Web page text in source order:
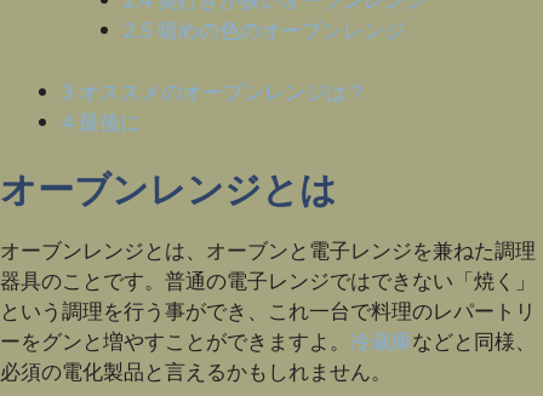
2.5 暗めの色のオーブンレンジ
3 オススメのオーブンレンジは？
4最後に
オーブンレンジとは
オーブンレンジとは、オーブンと電子レンジを兼ねた調理
器具のことです。普通の電子レンジではできない「焼く」
という調理を行う事ができ、これ一台で料理のレパートリ
ーをグンと増やすことができますよ。 冷蔵庫などと同様、
必須の電化製品と言えるかもしれません。